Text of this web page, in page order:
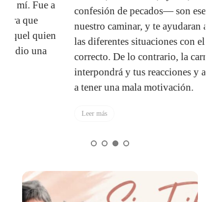
confesión de pecados— son esenciales en
nuestro caminar, y te ayudaran a enfrentar
las diferentes situaciones con el espíritu
correcto. De lo contrario, la carne se
interpondrá y tus reacciones y acciones va
a tener una mala motivación.